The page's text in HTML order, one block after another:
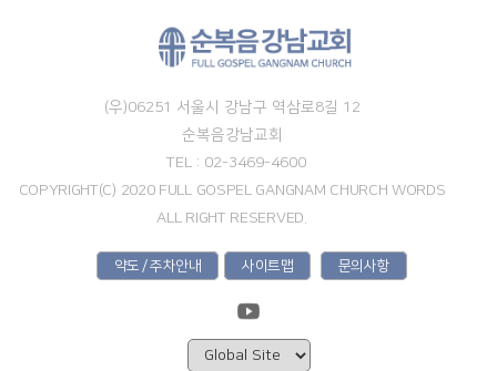
(우)06251 서울시 강남구 역삼로8길 12
순복음강남교회
TEL : 02-3469-4600
COPYRIGHT(C) 2020 FULL GOSPEL GANGNAM CHURCH WORDS
ALL RIGHT RESERVED.
약도 / 주차안내 사이트맵 문의사항